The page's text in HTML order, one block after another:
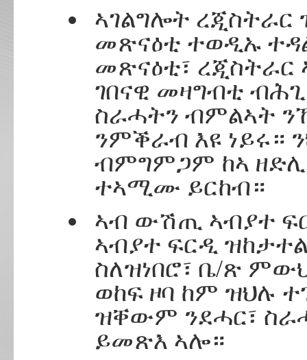
ኣገልግሎት
መጽናዕቲ ተወዲኡ
መጽናዕቲ፣
ገበናዊ መዛግብቲ
ስራሓትን ብምልኣት
ንምቕራብ እዩ ነይሩ።
ብምግምጋም ከኣ
ተኣሚሙ ይርከብ።
ኣብ ውሽጢ ኣብያተ
ኣብያተ ፍርዲ
ስለዝነበሮ፣ ቤ/ጽ
ወከፍ ዞባ ከም ዝህሉ
ዝቐውም ንደሓር፣
ይመጽእ ኣሎ።